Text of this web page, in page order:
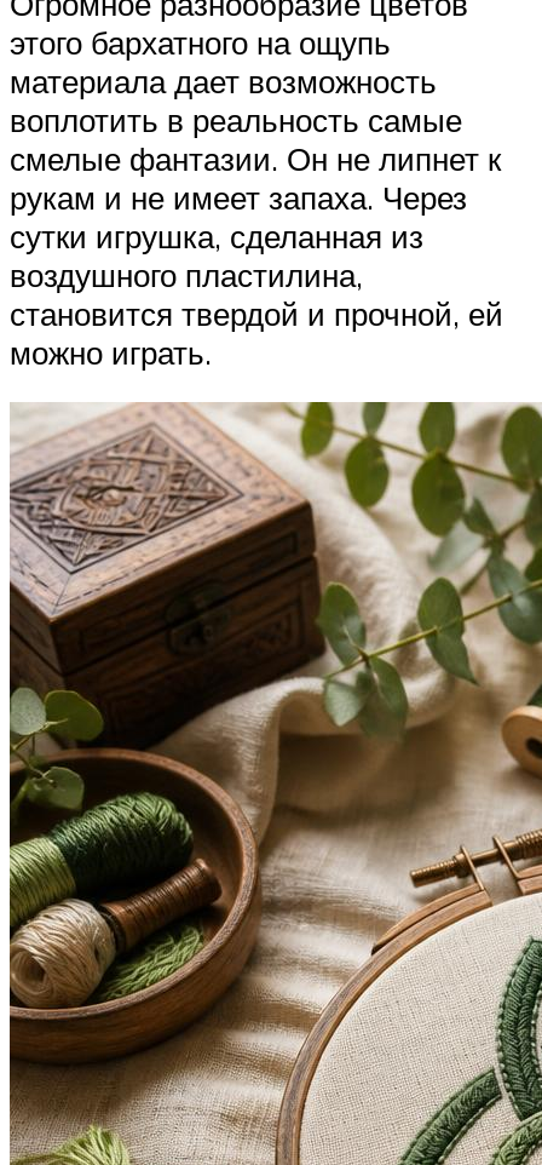
этого бархатного на ощупь
материала дает возможность
воплотить в реальность самые
смелые фантазии. Он не липнет к
рукам и не имеет запаха. Через
сутки игрушка, сделанная из
воздушного пластилина,
становится твердой и прочной, ей
можно играть.